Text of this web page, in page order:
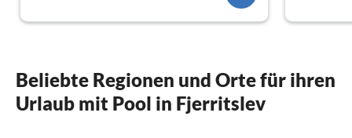
Beliebte Regionen und Orte für ihren
Urlaub mit Pool in Fjerritslev